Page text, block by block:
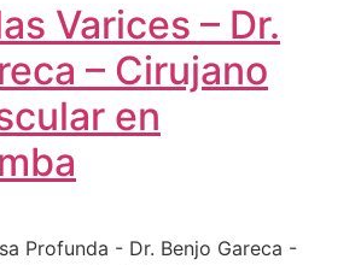
Varices – Dr.
– Cirujano
en